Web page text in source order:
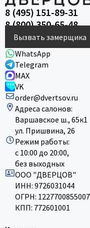
8 (495) 151-89-31
8 (800) 350-65-48
Вызвать замерщика
WhatsApp
Telegram
MAX
VK
order@dvertsov.ru
Адреса салонов:
Варшавское ш., 65к1
ул. Пришвина, 26
Режим работы:
с 10:00 до 20:00,
без выходных
ООО "ДВЕРЦОВ"
ИНН: 9726031044
ОГРН: 1227700855007
КПП: 772601001